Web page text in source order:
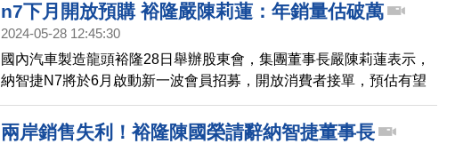
n7下月開放預購 裕隆嚴陳莉蓮：年銷量估破萬
2024-05-28 12:45:30
國內汽車製造龍頭裕隆28日舉辦股東會，集團董事長嚴陳莉蓮表示，
納智捷N7將於6月啟動新一波會員招募，開放消費者接單，預估有望
達成年銷量破萬的目標。
兩岸銷售失利！裕隆陳國榮請辭納智捷董事長